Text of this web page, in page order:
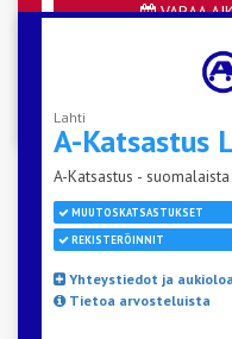
VARAA
Katso aseman
Lahti
A-Katsastus
A-Katsastus -
MUUTOSKATSASTUKSET
REKISTERÖINNIT
Yhteystiedot ja
Tietoa arvosteluista